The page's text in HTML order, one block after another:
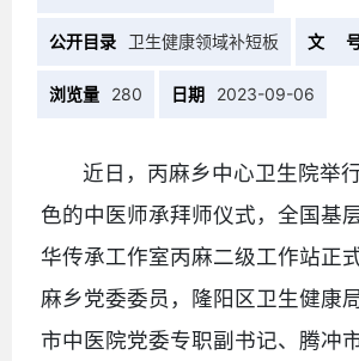
公开目录 卫生健康领域补短板 文
浏览量 280 日期 2023-09-06
近日，丙麻乡中心卫生院举
色的中医师承拜师仪式，全国基
华传承工作室丙麻二级工作站正
麻乡党委委员，隆阳区卫生健康
市中医院党委专职副书记、腾冲